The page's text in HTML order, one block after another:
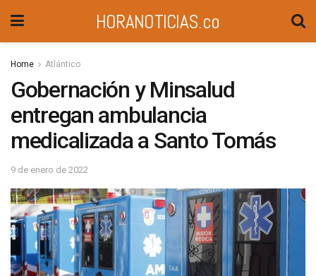
HORANOTICIAS.co
Home Atlántico
Gobernación y Minsalud
entregan ambulancia
medicalizada a Santo Tomás
9 de enero de 2022